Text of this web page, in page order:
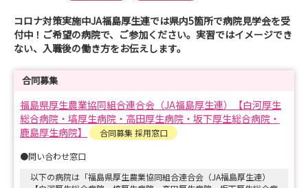
コロナ対策実施中JA福島厚生連では県内5箇所で病院見学会を受
付中！ご希望の病院で、ご参加ください。実習ではイメージでき
ない、入職後の働き方をお伝えします。
合同募集
福島県厚生農業協同組合連合会（JA福島厚生連）【白河厚生
総合病院・塙厚生病院・高田厚生病院・坂下厚生総合病院・
鹿島厚生病院】
合同募集 採用窓口
●問い合わせ窓口
以下の病院は「福島県厚生農業協同組合連合会（JA福島厚生連）